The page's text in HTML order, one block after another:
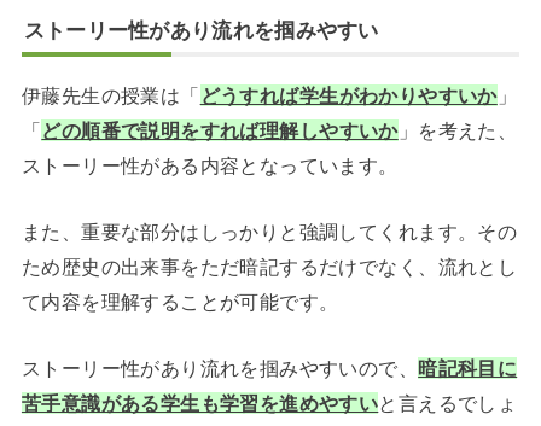
ストーリー性があり流れを掴みやすい
伊藤先生の授業は「 どうすれば学生がわかりやすいか」
「どの順番で説明をすれば理解しやすいか」を考えた、
ストーリー性がある内容となっています。
また、重要な部分はしっかりと強調してくれます。その
ため歴史の出来事をただ暗記するだけでなく、流れとし
て内容を理解することが可能です。
ストーリー性があり流れを掴みやすいので、
暗記科目に
苦手意識がある学生も学習を進めやすいと言えるでしょ